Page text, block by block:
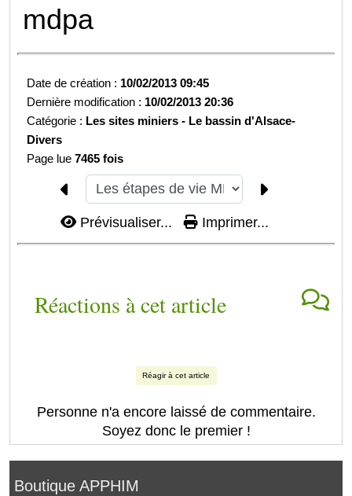
Boutique APPHIM
mdpa
Date de création : 10/02/2013 09:45
Dernière modification : 10/02/2013 20:36
Catégorie : Les sites miniers - Le bassin d'Alsace-
Divers
Page lue7465 fois
Prévisualiser... Imprimer...
Réactions à cet article
Réagir à cet article
Personne n'a encore laissé de commentaire.
Soyez donc le premier !